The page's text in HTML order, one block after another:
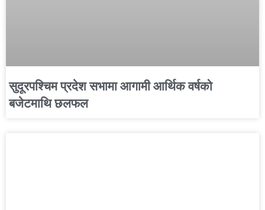
सुदूरपश्चिम प्रदेश सभामा आगामी आर्थिक वर्षको
बजेटमाथि छलफल